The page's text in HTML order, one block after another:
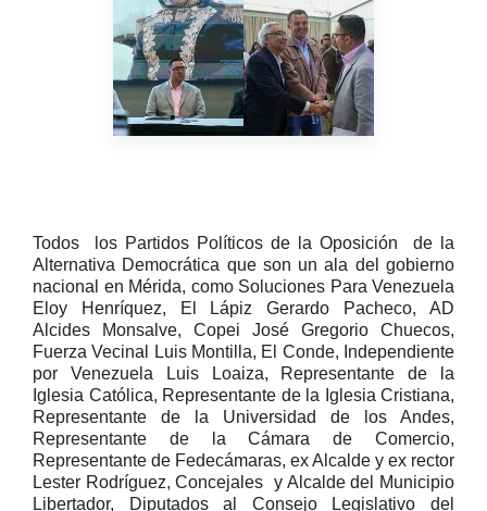
Todos los Partidos Políticos de la Oposición
de la
Alternativa Democrática que son un ala del gobierno
nacional en Mérida, como Soluciones Para Venezuela
Eloy Henríquez, El Lápiz Gerardo Pacheco, AD
Alcides Monsalve, Copei José Gregorio Chuecos,
Fuerza Vecinal Luis Montilla, El Conde, Independiente
por Venezuela Luis Loaiza, Representante de la
Iglesia Católica, Representante de la Iglesia Cristiana,
Representante de la Universidad de los Andes,
Representante de la Cámara de Comercio,
Representante de Fedecámaras, ex Alcalde y ex rector
Lester Rodríguez, Concejales y Alcalde del Municipio
Libertador, Diputados al Consejo Legislativo del